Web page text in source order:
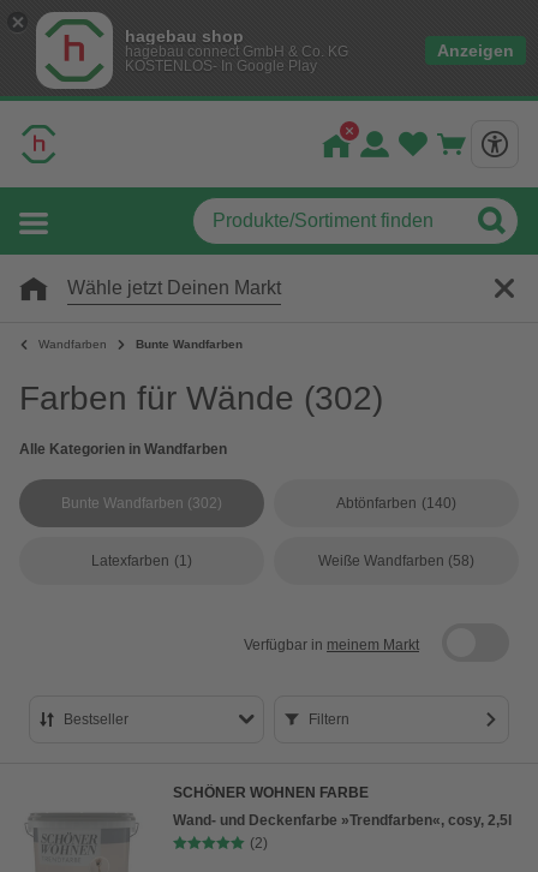
hagebau shop
hagebau connect GmbH & Co. KG
KOSTENLOS- In Google Play
Anzeigen
Wähle jetzt Deinen Markt
Wandfarben Bunte Wandfarben
Farben für Wände (302)
Alle Kategorien in Wandfarben
Bunte Wandfarben (302) Abtönfarben (140)
Latexfarben (1) Weiße Wandfarben (58)
Verfügbar in meinem Markt
Bestseller
Preis aufsteigend
Preis absteigend
Filtern
SCHÖNER WOHNEN FARBE
Wand- und Deckenfarbe »Trendfarben«, cosy, 2,5l
(2)